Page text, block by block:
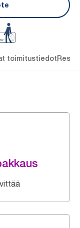
toimitustiedot